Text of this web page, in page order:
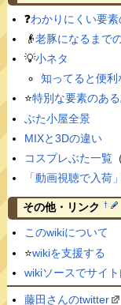
❓わかりにくい要素
👴老豚になるまで
💡小ネタ
知ってると便利
⭐️特別な要素のあ
ぶた小屋全景
MIXと3Dの違い
コスプレぶた一覧
「動画視聴で入荷
その他・リンク †
このwikiについて
⭐️wikiを支援する
wikiソースでサイ
藤田さんのtwitter